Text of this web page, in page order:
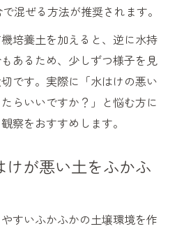
メリットと根腐れ対策の工
有機培養土の工夫
ランター水はけを高める方
有機培養土でふかふかに
改善に有機培養土が有効
混ぜる方法が推奨されます。
培養土を加えると、逆に水持
あるため、少しずつ様子を見
です。実際に「水はけの悪い
らいいですか？」と悩む方に
察をおすすめします。
が悪い土をふかふ
すいふかふかの土壌環境を作